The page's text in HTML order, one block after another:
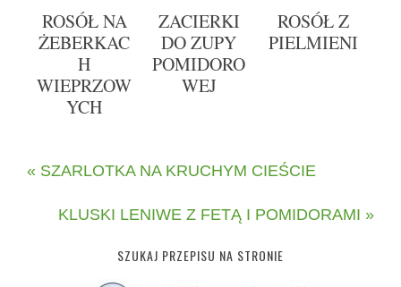
ROSÓŁ NA
ŻEBERKAC
H
WIEPRZOW
YCH
ZACIERKI
DO ZUPY
POMIDORO
WEJ
ROSÓŁ Z
PIELMIENI
« SZARLOTKA NA KRUCHYM CIEŚCIE
KLUSKI LENIWE Z FETĄ I POMIDORAMI »
SZUKAJ PRZEPISU NA STRONIE